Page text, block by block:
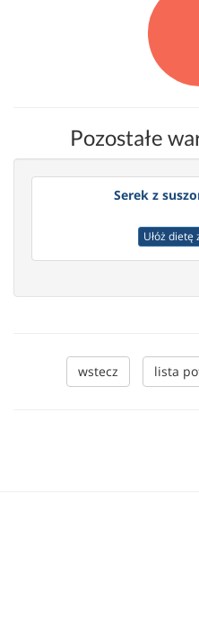
Pozostałe
Serek z
Ułóż
wstecz lista